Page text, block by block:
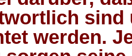
sind
werden.